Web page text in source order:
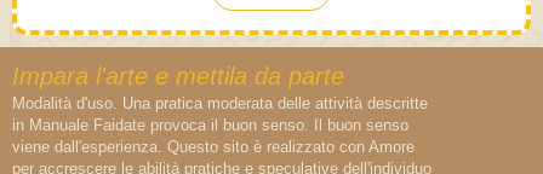
Impara l'arte e mettila da parte
Modalità d'uso. Una pratica moderata delle attività descritte
in Manuale Faidate provoca il buon senso. Il buon senso
viene dall'esperienza. Questo sito è realizzato con Amore
per accrescere le abilità pratiche e speculative dell'individuo